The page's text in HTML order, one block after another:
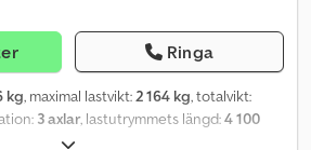
Ringa
kg, maximal lastvikt:2 164 kg, totalvikt:
3 axlar, lastutrymmets längd:4 100
2 100 mm